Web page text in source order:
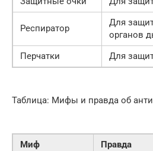
Респиратор
Для
органов
Перчатки Для
Таблица: Мифы и правда об
Миф
Правда